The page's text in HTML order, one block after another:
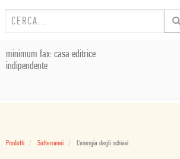
minimum fax: casa editrice
indipendente
Prodotti Sotterranei L'energia degli schiavi